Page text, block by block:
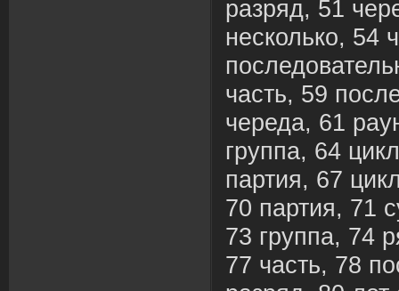
разряд, 51
несколько, 54
часть, 59
череда, 61
группа, 64
партия, 67
70 партия, 71
73 группа, 74
77 часть, 78